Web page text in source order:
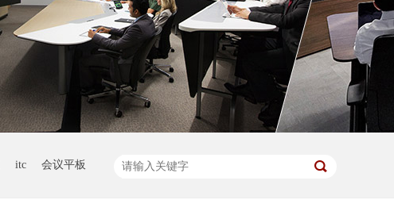
itc 会议平板